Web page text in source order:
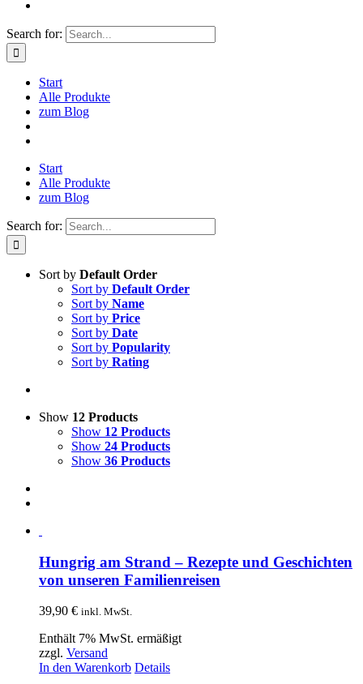
Search for:
Start
Alle Produkte
zum Blog
Start
Alle Produkte
zum Blog
Search for:
Sort by Default Order
Sort by Default Order
Sort by Name
Sort by Price
Sort by Date
Sort by Popularity
Sort by Rating
Show 12 Products
Show 12 Products
Show 24 Products
Show 36 Products
Hungrig am Strand – Rezepte und Geschichten
von unseren Familienreisen
39,90 € inkl. MwSt.
Enthält 7% MwSt. ermäßigt
zzgl. Versand
In den Warenkorb Details